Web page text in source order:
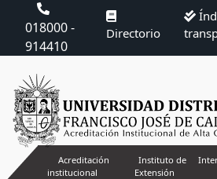
018000 -
914410
Directorio
Acreditación
institucional
Instituto de
Extensión